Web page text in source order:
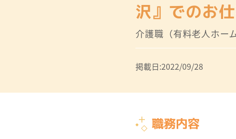
沢』でのお
介護職（有料老人ホーム
掲載日:2022/09/28
職務内容